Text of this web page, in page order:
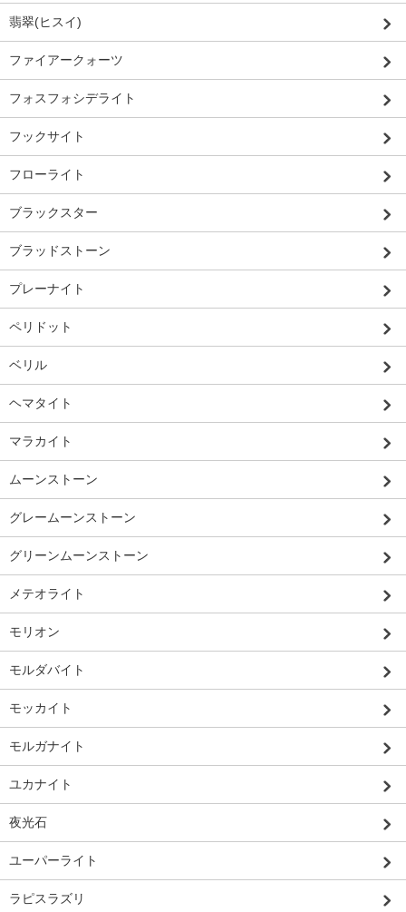
翡翠(ヒスイ)
ファイアークォーツ
フォスフォシデライト
フックサイト
フローライト
ブラックスター
ブラッドストーン
プレーナイト
ペリドット
ベリル
ヘマタイト
マラカイト
ムーンストーン
グレームーンストーン
グリーンムーンストーン
メテオライト
モリオン
モルダバイト
モッカイト
モルガナイト
ユカナイト
夜光石
ユーパーライト
ラピスラズリ